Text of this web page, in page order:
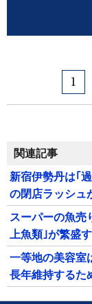
1
関連記事
新宿伊勢丹は｢
の閉店ラッシュ
スーパーの魚売
上魚類｣が繁盛
一等地の美容室
長年維持するた